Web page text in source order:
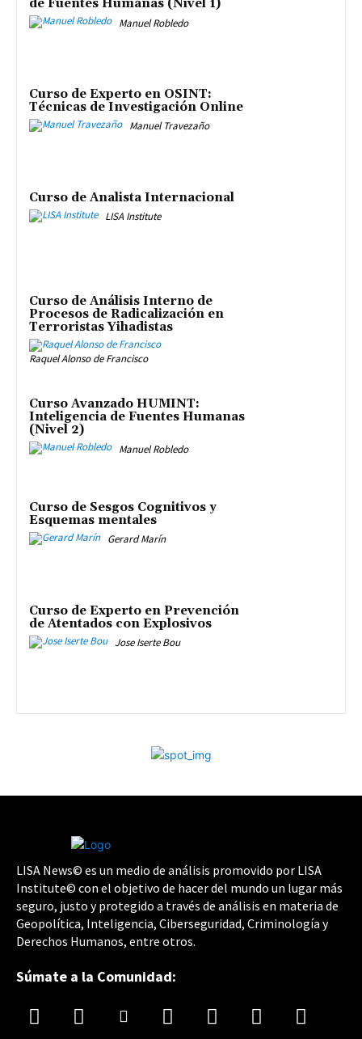
de Fuentes Humanas (Nivel 1)
Manuel Robledo
Curso de Experto en OSINT:
Técnicas de Investigación Online
Manuel Travezaño
Curso de Analista Internacional
LISA Institute
Curso de Análisis Interno de
Procesos de Radicalización en
Terroristas Yihadistas
Raquel Alonso de Francisco
Curso Avanzado HUMINT:
Inteligencia de Fuentes Humanas
(Nivel 2)
Manuel Robledo
Curso de Sesgos Cognitivos y
Esquemas mentales
Gerard Marín
Curso de Experto en Prevención
de Atentados con Explosivos
Jose Iserte Bou
LISA News© es un medio de análisis promovido por LISA
Institute© con el objetivo de hacer del mundo un lugar más
seguro, justo y protegido a través de análisis en materia de
Geopolítica, Inteligencia, Ciberseguridad, Criminología y
Derechos Humanos, entre otros.
Súmate a la Comunidad: